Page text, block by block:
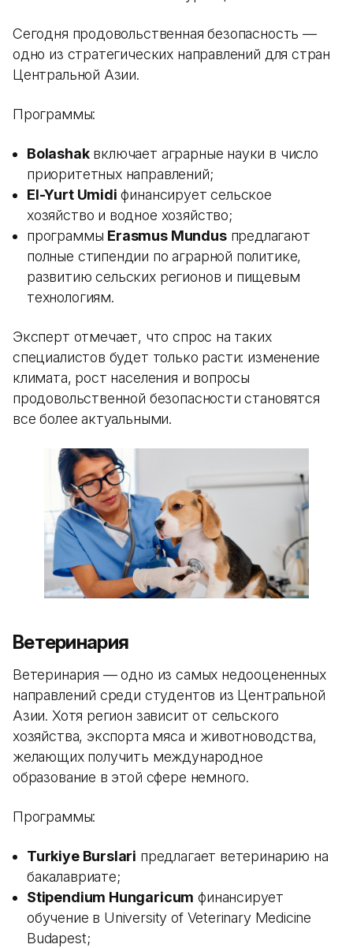
Сегодня продовольственная безопасность —
одно из стратегических направлений для стран
Центральной Азии.
Программы:
Bolashakвключает аграрные науки в число
приоритетных направлений;
El-Yurt Umidi финансирует сельское
хозяйство и водное хозяйство;
программы Erasmus Mundusпредлагают
полные стипендии по аграрной политике,
развитию сельских регионов и пищевым
технологиям.
Эксперт отмечает, что спрос на таких
специалистов будет только расти: изменение
климата, рост населения и вопросы
продовольственной безопасности становятся
все более актуальными.
Ветеринария
Ветеринария — одно из самых недооцененных
направлений среди студентов из Центральной
Азии. Хотя регион зависит от сельского
хозяйства, экспорта мяса и животноводства,
желающих получить международное
образование в этой сфере немного.
Программы:
Turkiye Burslari предлагает ветеринарию на
бакалавриате;
Stipendium Hungaricum финансирует
обучение в University of Veterinary Medicine
Budapest;